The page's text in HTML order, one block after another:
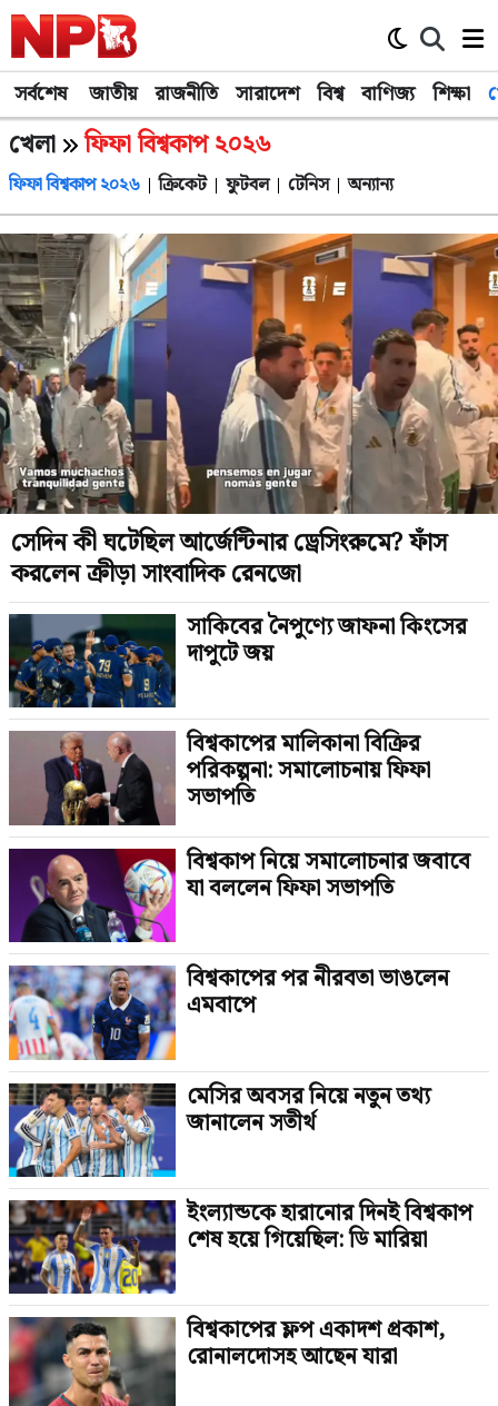
সর্বশেষ জাতীয় রাজনীতি সারাদেশ বিশ্ব বাণিজ্য শিক্ষা
খেলা ফিফা বিশ্বকাপ ২০২৬
ফিফা বিশ্বকাপ ২০২৬ ক্রিকেট ফুটবল টেনিস অন্যান্য
সেদিন কী ঘটেছিল আর্জেন্টিনার ড্রেসিংরুমে? ফাঁস
করলেন ক্রীড়া সাংবাদিক রেনজো
সাকিবের নৈপুণ্যে জাফনা কিংসের
দাপুটে জয়
বিশ্বকাপের মালিকানা বিক্রির
পরিকল্পনা: সমালোচনায় ফিফা
সভাপতি
বিশ্বকাপ নিয়ে সমালোচনার জবাবে
যা বললেন ফিফা সভাপতি
বিশ্বকাপের পর নীরবতা ভাঙলেন
এমবাপে
মেসির অবসর নিয়ে নতুন তথ্য
জানালেন সতীর্থ
ইংল্যান্ডকে হারানোর দিনই বিশ্বকাপ
শেষ হয়ে গিয়েছিল: ডি মারিয়া
বিশ্বকাপের ফ্লপ একাদশ প্রকাশ,
রোনালদোসহ আছেন যারা